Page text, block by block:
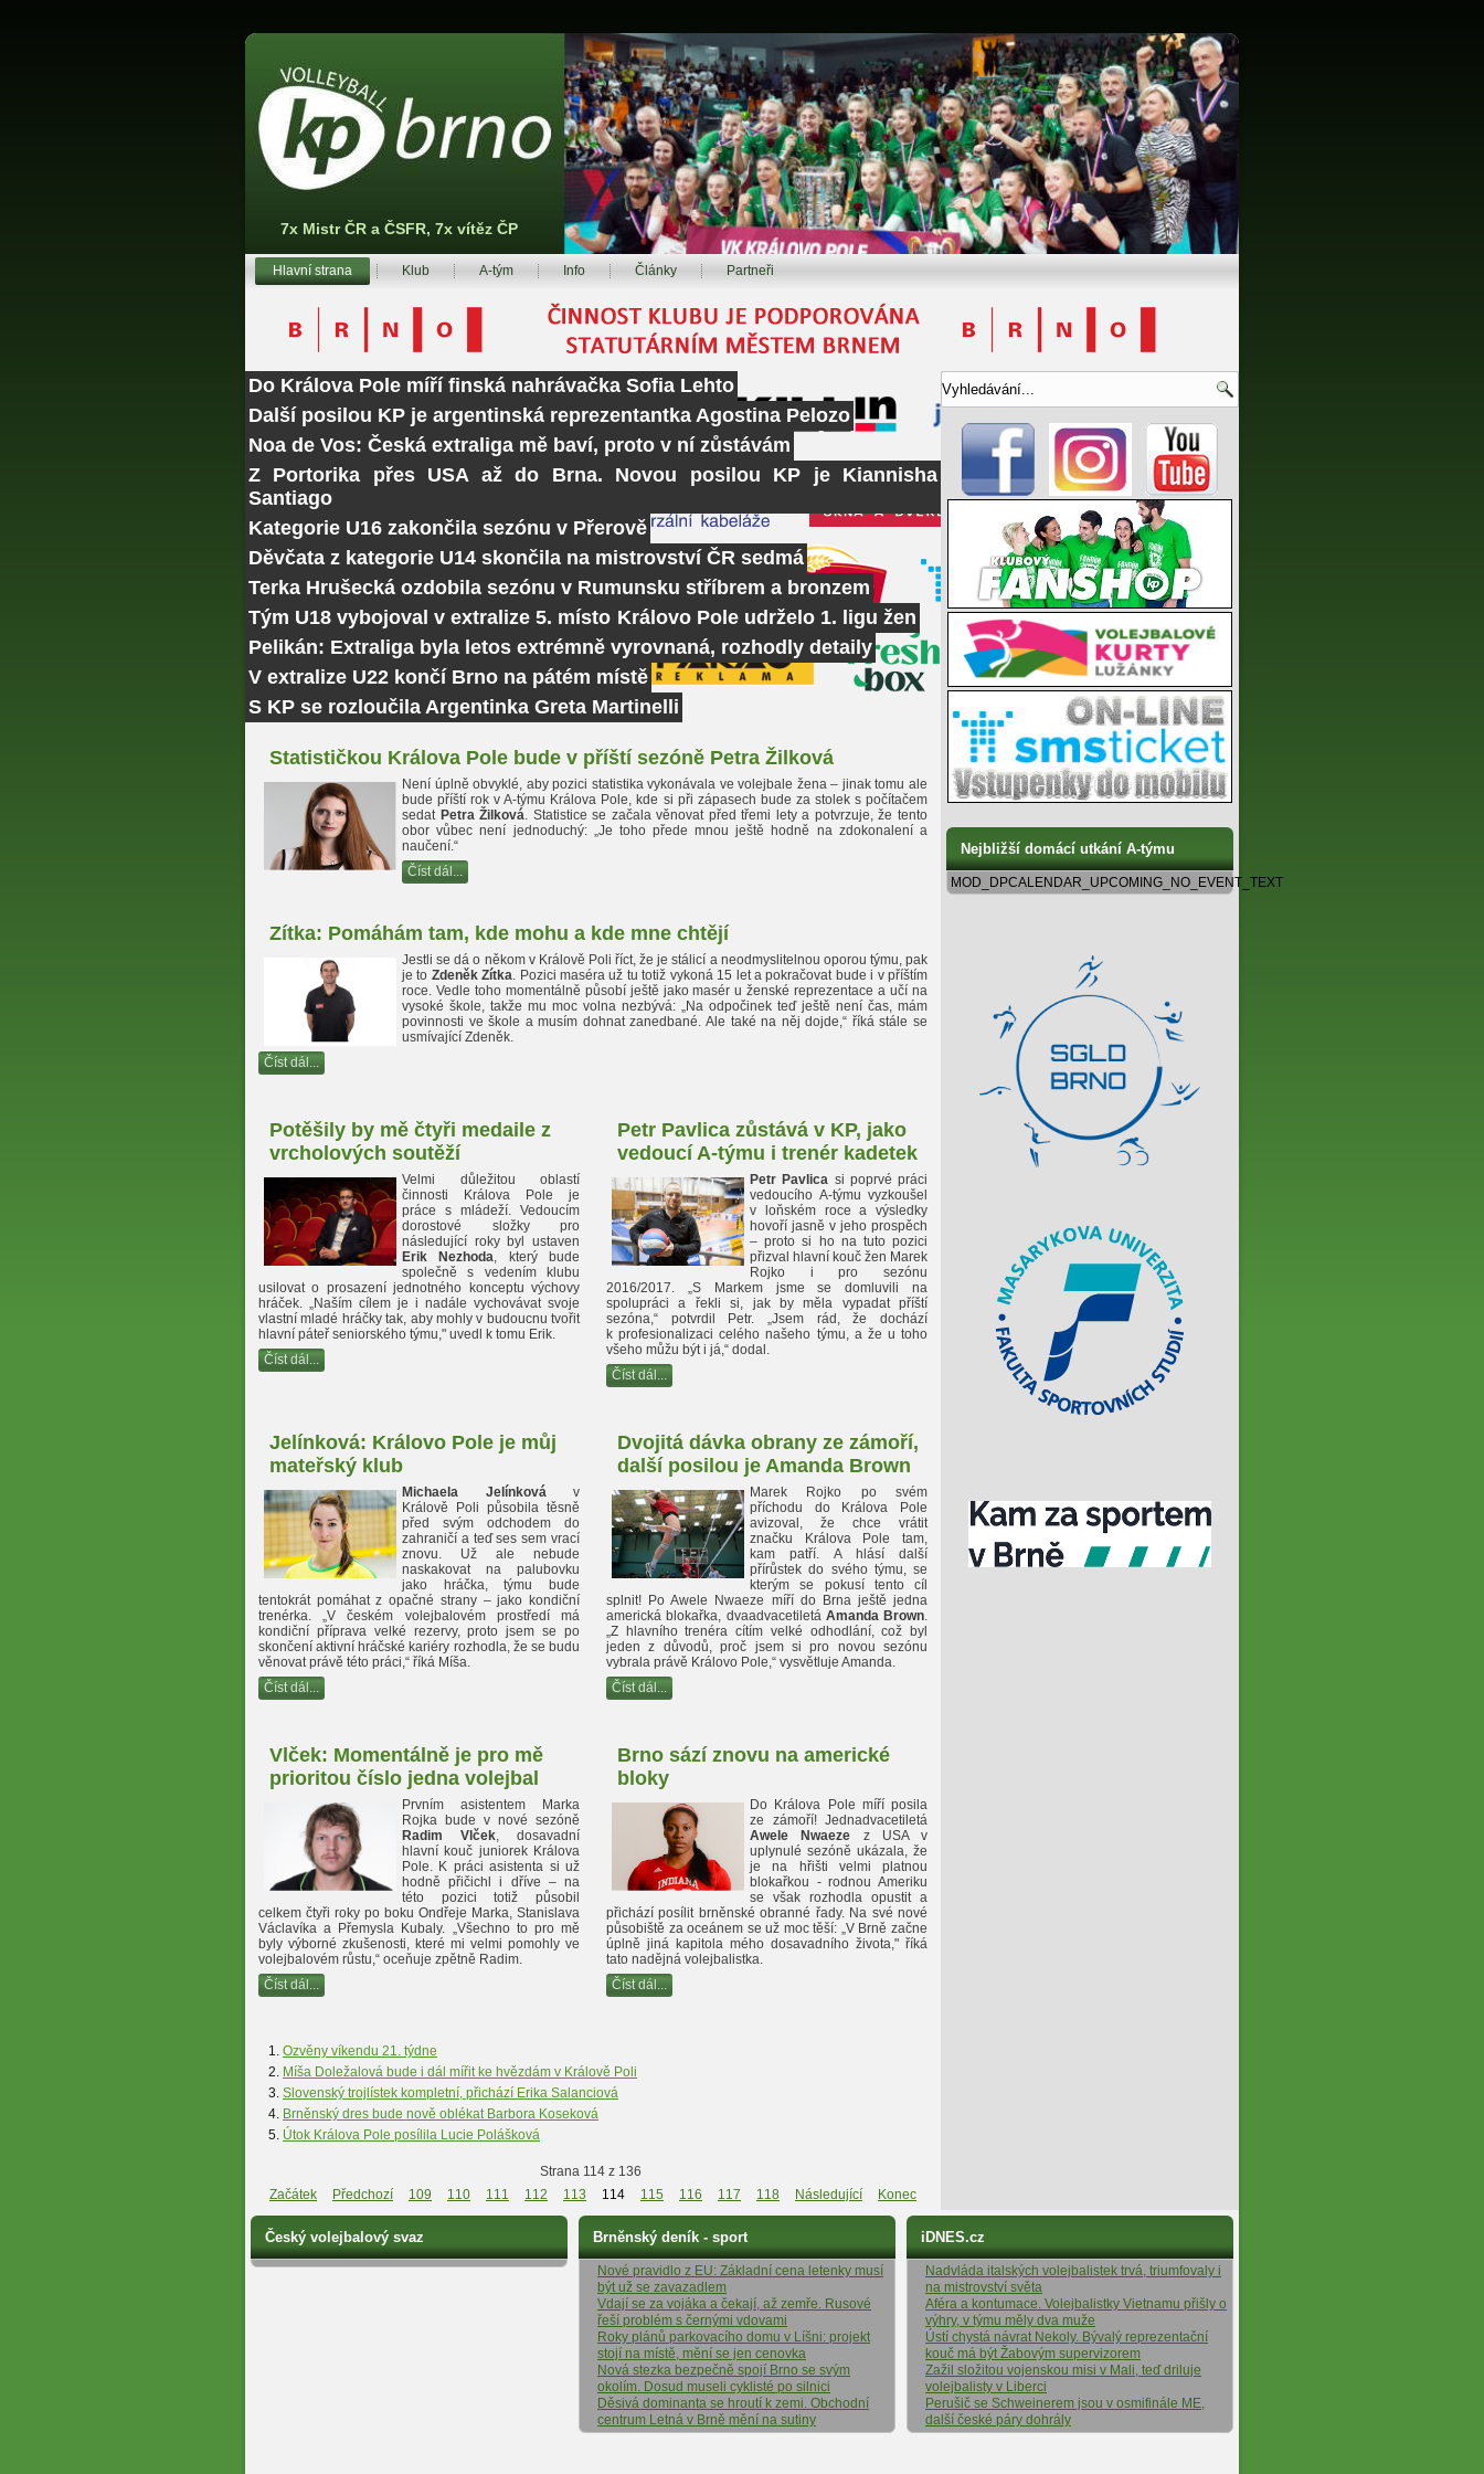
7x Mistr ČR a ČSFR, 7x vítěz ČP
Hlavní strana Klub A-tým Info Články Partneři
Do Králova Pole míří finská nahrávačka Sofia Lehto
Další posilou KP je argentinská reprezentantka Agostina Pelozo
Noa de Vos: Česká extraliga mě baví, proto v ní zůstávám
Z Portorika přes USA až do Brna. Novou posilou KP je Kiannisha
Santiago
Kategorie U16 zakončila sezónu v Přerově
Děvčata z kategorie U14 skončila na mistrovství ČR sedmá
Terka Hrušecká ozdobila sezónu v Rumunsku stříbrem a bronzem
Tým U18 vybojoval v extralize 5. místo Královo Pole udrželo 1. ligu žen
Pelikán: Extraliga byla letos extrémně vyrovnaná, rozhodly detaily
V extralize U22 končí Brno na pátém místě
S KP se rozloučila Argentinka Greta Martinelli
Statističkou Králova Pole bude v příští sezóně Petra Žilková
Není úplně obvyklé, aby pozici statistika vykonávala ve volejbale žena – jinak tomu ale
bude příští rok v A-týmu Králova Pole, kde si při zápasech bude za stolek s počítačem
sedat Petra Žilková. Statistice se začala věnovat před třemi lety a potvrzuje, že tento
obor vůbec není jednoduchý: „Je toho přede mnou ještě hodně na zdokonalení a
naučení.“
Číst dál...
Zítka: Pomáhám tam, kde mohu a kde mne chtějí
Jestli se dá o někom v Králově Poli říct, že je stálicí a neodmyslitelnou oporou týmu, pak
je to Zdeněk Zítka. Pozici maséra už tu totiž vykoná 15 let a pokračovat bude i v příštím
roce. Vedle toho momentálně působí ještě jako masér u ženské reprezentace a učí na
vysoké škole, takže mu moc volna nezbývá: „Na odpočinek teď ještě není čas, mám
povinnosti ve škole a musím dohnat zanedbané. Ale také na něj dojde,“ říká stále se
usmívající Zdeněk.
Číst dál...
Potěšily by mě čtyři medaile z
vrcholových soutěží
Velmi důležitou oblastí
činnosti Králova Pole je
práce s mládeží. Vedoucím
dorostové složky pro
následující roky byl ustaven
Erik Nezhoda, který bude
společně s vedením klubu
usilovat o prosazení jednotného konceptu výchovy
hráček. „Naším cílem je i nadále vychovávat svoje
vlastní mladé hráčky tak, aby mohly v budoucnu tvořit
hlavní páteř seniorského týmu," uvedl k tomu Erik.
Číst dál...
Petr Pavlica zůstává v KP, jako
vedoucí A-týmu i trenér kadetek
Petr Pavlica si poprvé práci
vedoucího A-týmu vyzkoušel
v loňském roce a výsledky
hovoří jasně v jeho prospěch
– proto si ho na tuto pozici
přizval hlavní kouč žen Marek
Rojko i pro sezónu
2016/2017. „S Markem jsme se domluvili na
spolupráci a řekli si, jak by měla vypadat příští
sezóna,“ potvrdil Petr. „Jsem rád, že dochází
k profesionalizaci celého našeho týmu, a že u toho
všeho můžu být i já,“ dodal.
Číst dál...
Jelínková: Královo Pole je můj
mateřský klub
Michaela Jelínkováv
Králově Poli působila těsně
před svým odchodem do
zahraničí a teď ses sem vrací
znovu. Už ale nebude
naskakovat na palubovku
jako hráčka, týmu bude
tentokrát pomáhat z opačné strany – jako kondiční
trenérka. „V českém volejbalovém prostředí má
kondiční příprava velké rezervy, proto jsem se po
skončení aktivní hráčské kariéry rozhodla, že se budu
věnovat právě této práci,“ říká Míša.
Číst dál...
Dvojitá dávka obrany ze zámoří,
další posilou je Amanda Brown
Marek Rojko po svém
příchodu do Králova Pole
avizoval, že chce vrátit
značku Králova Pole tam,
kam patří. A hlásí další
přírůstek do svého týmu, se
kterým se pokusí tento cíl
splnit! Po Awele Nwaeze míří do Brna ještě jedna
americká blokařka, dvaadvacetiletá Amanda Brown.
„Z hlavního trenéra cítím velké odhodlání, což byl
jeden z důvodů, proč jsem si pro novou sezónu
vybrala právě Královo Pole,“ vysvětluje Amanda.
Číst dál...
Vlček: Momentálně je pro mě
prioritou číslo jedna volejbal
Prvním asistentem Marka
Rojka bude v nové sezóně
Radim Vlček, dosavadní
hlavní kouč juniorek Králova
Pole. K práci asistenta si už
hodně přičichl i dříve – na
této pozici totiž působil
celkem čtyři roky po boku Ondřeje Marka, Stanislava
Václavíka a Přemysla Kubaly. „Všechno to pro mě
byly výborné zkušenosti, které mi velmi pomohly ve
volejbalovém růstu,“ oceňuje zpětně Radim.
Číst dál...
Brno sází znovu na americké
bloky
Do Králova Pole míří posila
ze zámoří! Jednadvacetiletá
Awele Nwaeze z USA v
uplynulé sezóně ukázala, že
je na hřišti velmi platnou
blokařkou - rodnou Ameriku
se však rozhodla opustit a
přichází posílit brněnské obranné řady. Na své nové
působiště za oceánem se už moc těší: „V Brně začne
úplně jiná kapitola mého dosavadního života," říká
tato nadějná volejbalistka.
Číst dál...
Ozvěny víkendu 21. týdne
Míša Doležalová bude i dál mířit ke hvězdám v Králově Poli
Slovenský trojlístek kompletní, přichází Erika Salanciová
Brněnský dres bude nově oblékat Barbora Koseková
Útok Králova Pole posílila Lucie Polášková
Strana 114 z 136
Začátek
Předchozí 109 110 111 112 113 114 115 116 117 118 Následující Konec
Nejbližší domácí utkání A-týmu
MOD_DPCALENDAR_UPCOMING_NO_EVENT_TEXT
Český volejbalový svaz Brněnský deník - sport
Nové pravidlo z EU: Základní cena letenky musí
být už se zavazadlem
Vdají se za vojáka a čekají, až zemře. Rusové
řeší problém s černými vdovami
Roky plánů parkovacího domu v Líšni: projekt
stojí na místě, mění se jen cenovka
Nová stezka bezpečně spojí Brno se svým
okolím. Dosud museli cyklisté po silnici
Děsivá dominanta se hroutí k zemi. Obchodní
centrum Letná v Brně mění na sutiny
iDNES.cz
Nadvláda italských volejbalistek trvá, triumfovaly i
na mistrovství světa
Aféra a kontumace. Volejbalistky Vietnamu přišly o
výhry, v týmu měly dva muže
Ústí chystá návrat Nekoly. Bývalý reprezentační
kouč má být Žabovým supervizorem
Zažil složitou vojenskou misi v Mali, teď driluje
volejbalisty v Liberci
Perušič se Schweinerem jsou v osmifinále ME,
další české páry dohrály